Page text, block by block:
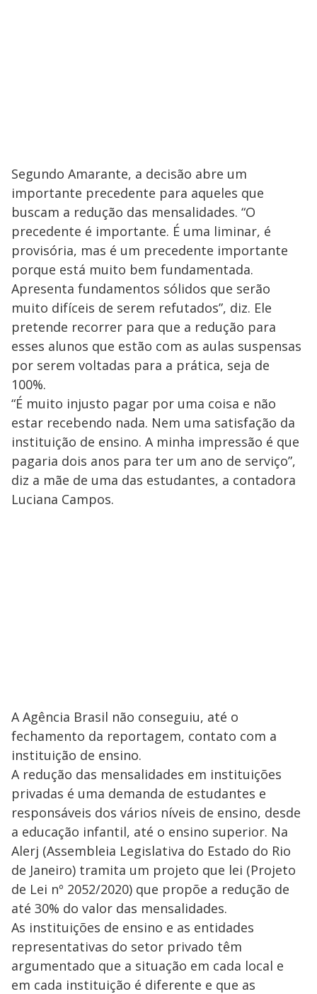
Segundo Amarante, a decisão abre um
importante precedente para aqueles que
buscam a redução das mensalidades. “O
precedente é importante. É uma liminar, é
provisória, mas é um precedente importante
porque está muito bem fundamentada.
Apresenta fundamentos sólidos que serão
muito difíceis de serem refutados”, diz. Ele
pretende recorrer para que a redução para
esses alunos que estão com as aulas suspensas
por serem voltadas para a prática, seja de
100%.
“É muito injusto pagar por uma coisa e não
estar recebendo nada. Nem uma satisfação da
instituição de ensino. A minha impressão é que
pagaria dois anos para ter um ano de serviço”,
diz a mãe de uma das estudantes, a contadora
Luciana Campos.
A Agência Brasil não conseguiu, até o
fechamento da reportagem, contato com a
instituição de ensino.
A redução das mensalidades em instituições
privadas é uma demanda de estudantes e
responsáveis dos vários níveis de ensino, desde
a educação infantil, até o ensino superior. Na
Alerj (Assembleia Legislativa do Estado do Rio
de Janeiro) tramita um projeto que lei (Projeto
de Lei nº 2052/2020) que propõe a redução de
até 30% do valor das mensalidades.
As instituições de ensino e as entidades
representativas do setor privado têm
argumentado que a situação em cada local e
em cada instituição é diferente e que as